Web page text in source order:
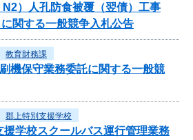
）人孔防食被覆（翌債）工事
に関する一般競争入札公告
教育財務課
機保守業務委託に関する一般競
郡上特別支援学校
援学校スクールバス運行管理業務